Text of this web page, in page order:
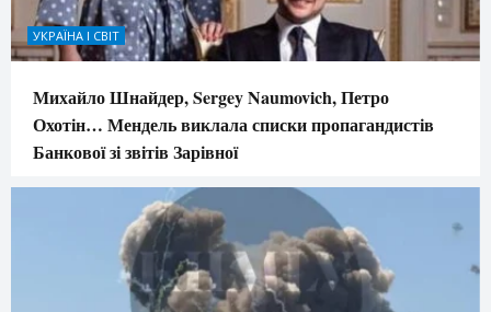
УКРАЇНА І СВІТ
Михайло Шнайдер, Sergey Naumovich, Петро
Охотін… Мендель виклала списки пропагандистів
Банкової зі звітів Зарівної